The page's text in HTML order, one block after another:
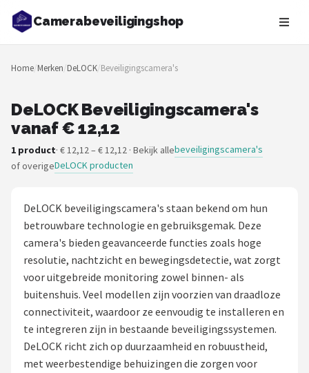
Camerabeveiligingshop
Zoeken
NAVIGATIE
Merken
Blog
Camera Deurbellen
NAS
Shop
POPULAIRE MERKEN
Eufy
Home/Merken/DeLOCK/Beveiligingscamera's
DeLOCK Beveiligingscamera's
vanaf € 12,12
1 product· € 12,12 – € 12,12 · Bekijk allebeveiligingscamera's
of overigeDeLOCK producten
DeLOCK beveiligingscamera's staan bekend om hun
betrouwbare technologie en gebruiksgemak. Deze
camera's bieden geavanceerde functies zoals hoge
resolutie, nachtzicht en bewegingsdetectie, wat zorgt
voor uitgebreide monitoring zowel binnen- als
buitenshuis. Veel modellen zijn voorzien van draadloze
connectiviteit, waardoor ze eenvoudig te installeren en
te integreren zijn in bestaande beveiligingssystemen.
DeLOCK richt zich op duurzaamheid en robuustheid,
met weerbestendige behuizingen die zorgen voor